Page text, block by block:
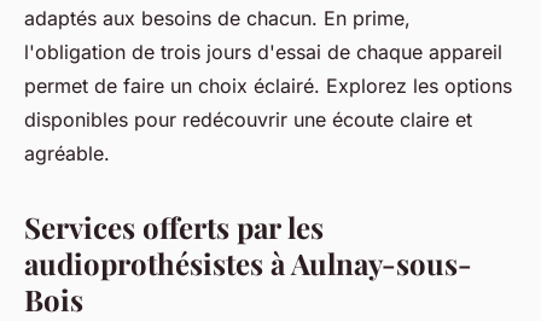
adaptés aux besoins de chacun. En prime,
l'obligation de trois jours d'essai de chaque appareil
permet de faire un choix éclairé. Explorez les options
disponibles pour redécouvrir une écoute claire et
agréable.
Services offerts par les
audioprothésistes à Aulnay-sous-
Bois